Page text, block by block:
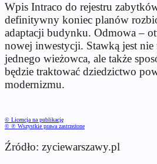
Wpis Intraco do rejestru
definitywny koniec planów
adaptacji budynku. Odmowa –
nowej inwestycji. Stawką jest nie
jednego wieżowca, ale także
będzie traktować dziedzictwo
modernizmu.
© Licencja na publikację
© ℗ Wszystkie prawa zastrzeżone
Źródło: zyciewarszawy.pl